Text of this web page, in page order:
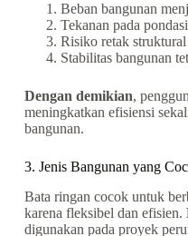
Beban bangunan
Tekanan pada
Risiko retak
Stabilitas bangunan
Dengan demikian,
meningkatkan efisiensi
bangunan.
3. Jenis Bangunan yang
Bata ringan cocok untuk
karena fleksibel dan efisien.
digunakan pada proyek